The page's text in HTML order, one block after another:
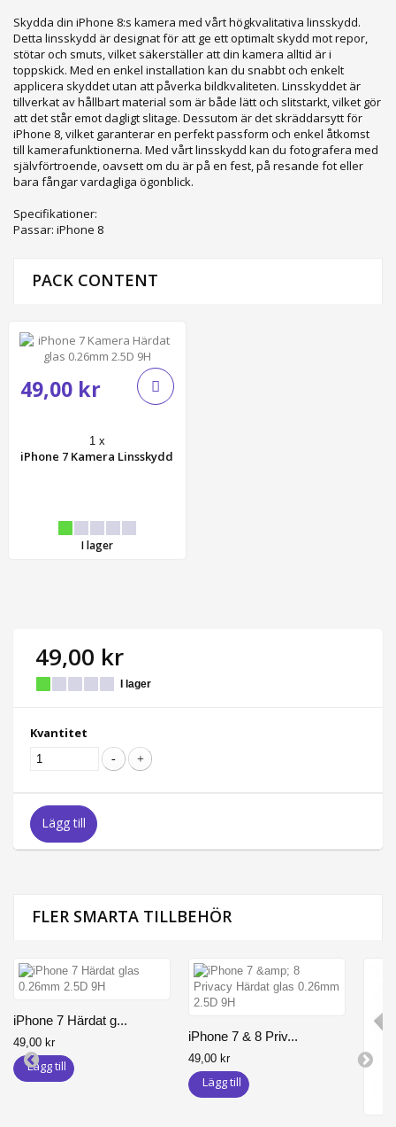
Skydda din iPhone 8:s kamera med vårt högkvalitativa linsskydd.
Detta linsskydd är designat för att ge ett optimalt skydd mot repor,
stötar och smuts, vilket säkerställer att din kamera alltid är i
toppskick. Med en enkel installation kan du snabbt och enkelt
applicera skyddet utan att påverka bildkvaliteten. Linsskyddet är
tillverkat av hållbart material som är både lätt och slitstarkt, vilket gör
att det står emot dagligt slitage. Dessutom är det skräddarsytt för
iPhone 8, vilket garanterar en perfekt passform och enkel åtkomst
till kamerafunktionerna. Med vårt linsskydd kan du fotografera med
självförtroende, oavsett om du är på en fest, på resande fot eller
bara fångar vardagliga ögonblick.
Specifikationer:
Passar: iPhone 8
PACK CONTENT
49,00 kr
1 x
iPhone 7 Kamera Linsskydd
I lager
49,00 kr
I lager
Kvantitet
Lägg till
FLER SMARTA TILLBEHÖR
iPhone 7 Härdat g...
49,00 kr
Lägg till
iPhone 7 & 8 Priv...
49,00 kr
Lägg till